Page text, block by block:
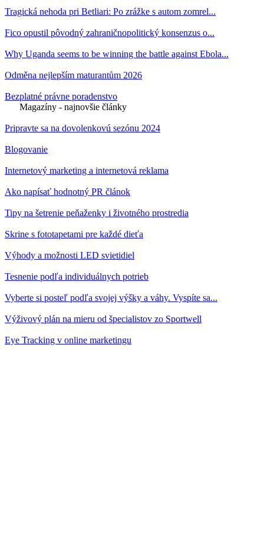
Tragická nehoda pri Betliari: Po zrážke s autom zomrel...
Fico opustil pôvodný zahraničnopolitický konsenzus o...
Why Uganda seems to be winning the battle against Ebola...
Odměna nejlepším maturantům 2026
Bezplatné právne poradenstvo
Magazíny - najnovšie články
Pripravte sa na dovolenkovú sezónu 2024
Blogovanie
Internetový marketing a internetová reklama
Ako napísať hodnotný PR článok
Tipy na šetrenie peňaženky i životného prostredia
Skrine s fototapetami pre každé dieťa
Výhody a možnosti LED svietidiel
Tesnenie podľa individuálnych potrieb
Vyberte si posteľ podľa svojej výšky a váhy. Vyspíte sa...
Výživový plán na mieru od špecialistov zo Sportwell
Eye Tracking v online marketingu